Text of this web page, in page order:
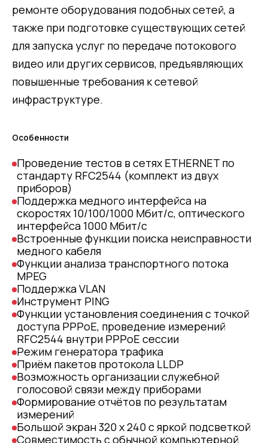
ремонте оборудования подобных сетей, a
также при подготовке существующих сетей
для запуска услуг по передаче потокового
видео или других сервисов, предъявляющих
повышенные требования к сетевой
инфраструктуре.
Особенности
Проведение тестов в сетях ETHERNET по
стандарту RFC2544 (комплект из двух
приборов)
Поддержка медного интерфейса на
скоростях 10/100/1000 Мбит/c, оптического
интерфейса 1000 Мбит/c
Встроенные функции поиска неисправности
медного кабеля
Функции анализа транспортного потока
MPEG
Поддержка VLAN
Инструмент PING
Функции установления соединения c точкой
доступа PPPoE, проведение измерений
RFC2544 внутри PPPoE сессии
Режим генератора трафика
Приём пакетов протокола LLDP
Возможность организации служебной
голосовой связи между приборами
Формирование отчётов по результатам
измерений
Большой экран 320 x 240 с яркой подсветкой
Совместимость с обычной компьютерной